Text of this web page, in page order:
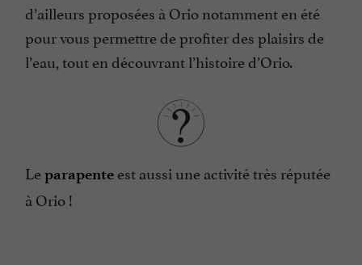
d’ailleurs proposées à Orio notamment en été
pour vous permettre de profiter des plaisirs de
l’eau, tout en découvrant l’histoire d’Orio.
Leparapente est aussi une activité très réputée
à Orio !